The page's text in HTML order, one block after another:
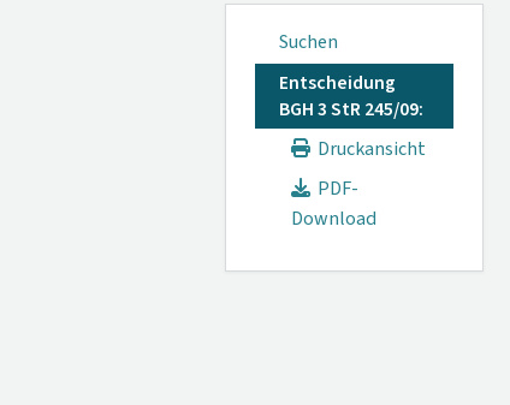
Suchen
Entscheidung
BGH 3 StR 245/09:
Druckansicht
PDF-
Download